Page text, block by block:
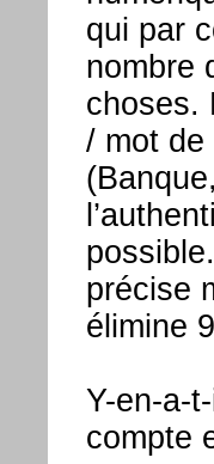
qui par
nombre
choses.
/ mot de
précise
élimine
Y-en-a-
compte